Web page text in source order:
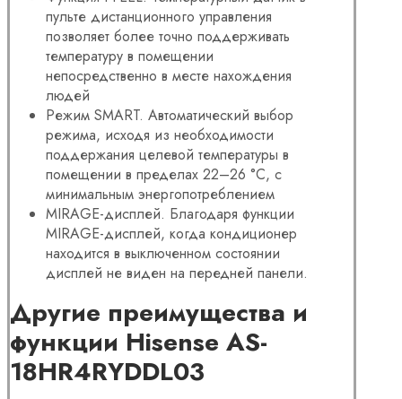
пульте дистанционного управления
позволяет более точно поддерживать
температуру в помещении
непосредственно в месте нахождения
людей
Режим SMART. Автоматический выбор
режима, исходя из необходимости
поддержания целевой температуры в
помещении в пределах 22–26 °С, с
минимальным энергопотреблением
MIRAGE-дисплей. Благодаря функции
MIRAGE-дисплей, когда кондиционер
находится в выключенном состоянии
дисплей не виден на передней панели.
Другие преимущества и
функции Hisense AS-
18HR4RYDDL03